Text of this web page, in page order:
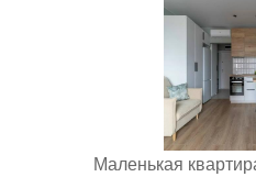
Маленькая